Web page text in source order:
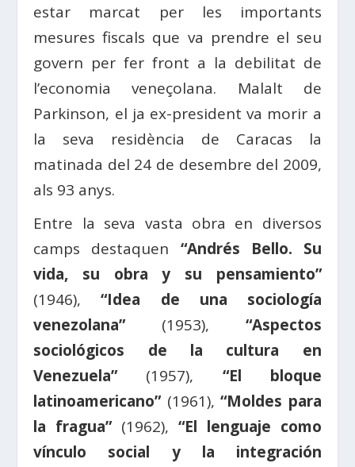
estar marcat per les importants
mesures fiscals que va prendre el seu
govern per fer front a la debilitat de
l’economia veneçolana. Malalt de
Parkinson, el ja ex-president va morir a
la seva residència de Caracas la
matinada del 24 de desembre del 2009,
als 93 anys.
Entre la seva vasta obra en diversos
camps destaquen “Andrés Bello. Su
vida, su obra y su pensamiento”
(1946),“Idea de una sociología
venezolana”(1953), “Aspectos
sociológicos de la cultura en
Venezuela”(1957), “El bloque
latinoamericano”(1961),“Moldes para
la fragua”(1962), “El lenguaje como
vínculo social y la integración